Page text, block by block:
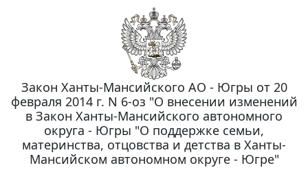
Закон Ханты-Мансийского АО - Югры от 20
февраля 2014 г. N 6-оз "О внесении изменений
в Закон Ханты-Мансийского автономного
округа - Югры "О поддержке семьи,
материнства, отцовства и детства в Ханты-
Мансийском автономном округе - Югре"